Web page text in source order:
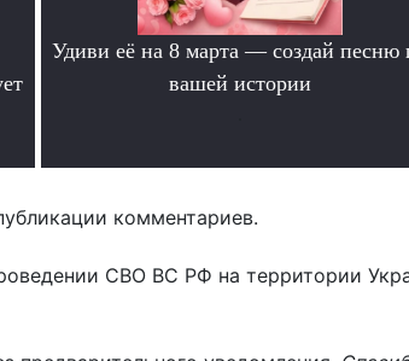
Удиви её на 8 марта — создай песню
вашей истории
комментариев.
СВО ВС РФ на территории